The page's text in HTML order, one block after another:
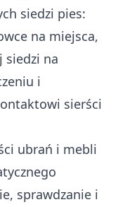
siedzi pies:
na miejsca,
siedzi na
i
sierści
ubrań i mebli
sprawdzanie i